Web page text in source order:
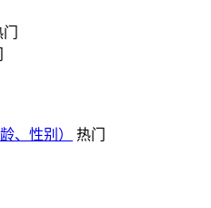
、性别）
热门